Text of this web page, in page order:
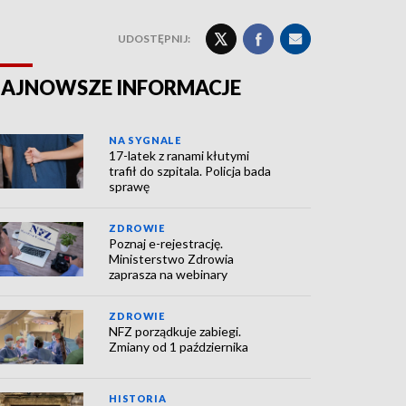
UDOSTĘPNIJ:
INFORMACJE
NA SYGNALE
17-latek z ranami kłutymi
trafił do szpitala. Policja bada
sprawę
ZDROWIE
Poznaj e-rejestrację.
Ministerstwo Zdrowia
zaprasza na webinary
ZDROWIE
NFZ porządkuje zabiegi.
Zmiany od 1 października
HISTORIA